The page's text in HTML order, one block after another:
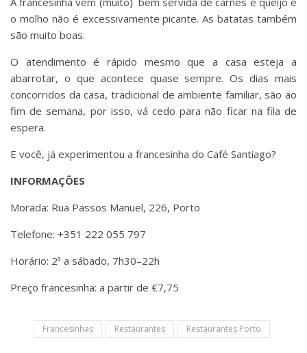
o molho não é excessivamente picante. As batatas também
são muito boas.
O atendimento é rápido mesmo que a casa esteja a
abarrotar, o que acontece quase sempre. Os dias mais
concorridos da casa, tradicional de ambiente familiar, são ao
fim de semana, por isso, vá cedo para não ficar na fila de
espera.
E você, já experimentou a francesinha do Café Santiago?
INFORMAÇÕES
Morada: Rua Passos Manuel, 226, Porto
Telefone: +351 222 055 797
Horário: 2ª a sábado, 7h30–22h
Preço francesinha: a partir de €7,75
Francesinhas Restaurantes Restaurantes Porto